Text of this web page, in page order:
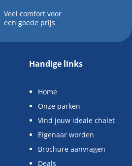
Veel comfort voor
een goede prijs
Handige links
Home
Onze parken
Vind jouw ideale chalet
Eigenaar worden
Brochure aanvragen
Deals